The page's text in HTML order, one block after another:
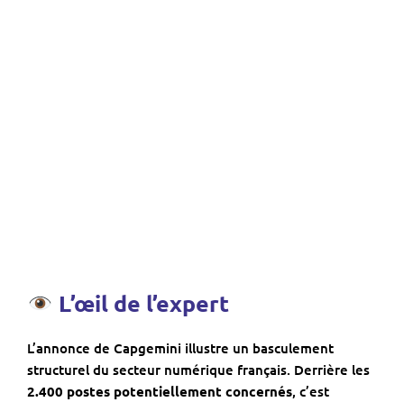
L’œil de l’expert
L’annonce de Capgemini illustre un basculement
structurel du secteur numérique français. Derrière les
2.400 postes potentiellement concernés, c’est